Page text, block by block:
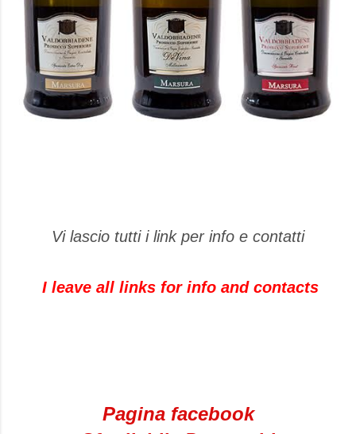
Vi lascio tutti i link per info e contatti
I leave all links for info and contacts
Pagina facebook